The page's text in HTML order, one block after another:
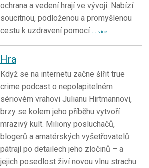
ochrana a vedení hrají ve vývoji. Nabízí
soucitnou, podloženou a promyšlenou
cestu k uzdravení pomocí ... více
Hra
Když se na internetu začne šířit true
crime podcast o nepolapitelném
sériovém vrahovi Julianu Hirtmannovi,
brzy se kolem jeho příběhu vytvoří
mrazivý kult. Miliony posluchačů,
blogerů a amatérských vyšetřovatelů
pátrají po detailech jeho zločinů – a
jejich posedlost živí novou vlnu strachu.